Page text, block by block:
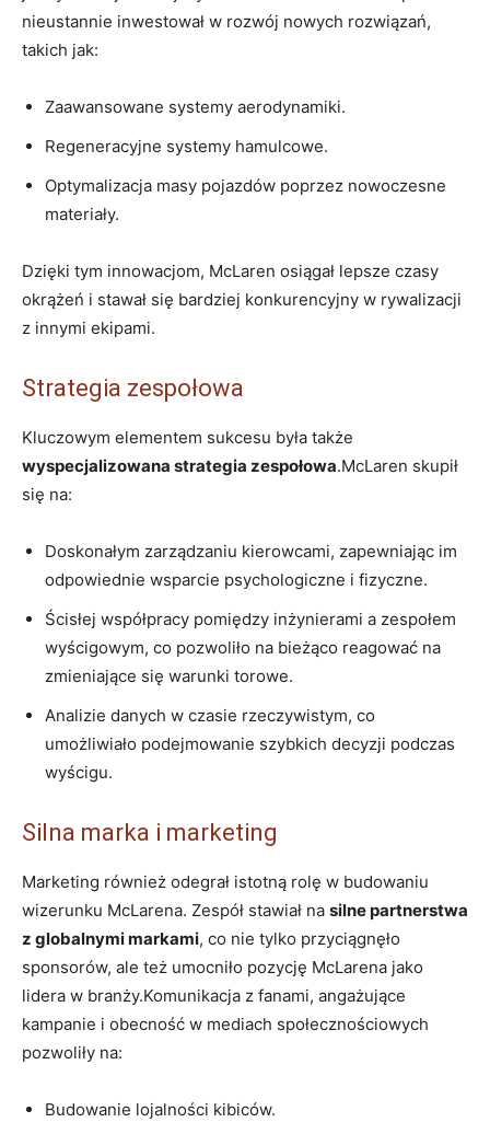
nieustannie inwestował w rozwój nowych rozwiązań,
takich jak:
Zaawansowane systemy aerodynamiki.
Regeneracyjne systemy hamulcowe.
Optymalizacja masy pojazdów poprzez nowoczesne
materiały.
Dzięki tym innowacjom, McLaren osiągał lepsze czasy
okrążeń i stawał się bardziej konkurencyjny w rywalizacji
z innymi ekipami.
Strategia zespołowa
Kluczowym elementem sukcesu była także
wyspecjalizowana strategia zespołowa.McLaren skupił
się na:
Doskonałym zarządzaniu kierowcami, zapewniając im
odpowiednie wsparcie psychologiczne i fizyczne.
Ścisłej współpracy pomiędzy inżynierami a zespołem
wyścigowym, co pozwoliło na bieżąco reagować na
zmieniające się warunki torowe.
Analizie danych w czasie rzeczywistym, co
umożliwiało podejmowanie szybkich decyzji podczas
wyścigu.
Silna marka i marketing
Marketing również odegrał istotną rolę w budowaniu
wizerunku McLarena. Zespół stawiał na silne partnerstwa
z globalnymi markami, co nie tylko przyciągnęło
sponsorów, ale też umocniło pozycję McLarena jako
lidera w branży.Komunikacja z fanami, angażujące
kampanie i obecność w mediach społecznościowych
pozwoliły na:
Budowanie lojalności kibiców.